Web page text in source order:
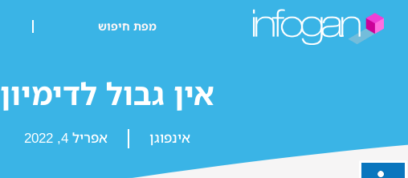
מפת חיפוש
אין גבול לדימיון
אינפוגן אפריל 4, 2022